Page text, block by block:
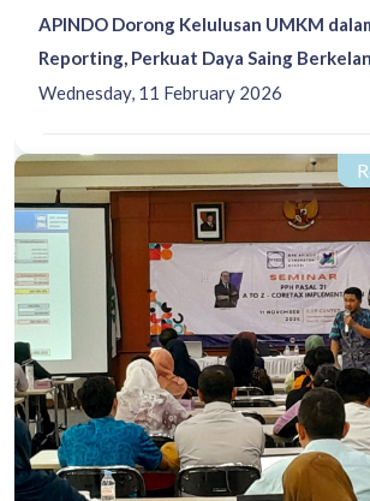
Wednesday, 11 February 2026
APINDO Dorong Kelulusan UMKM
Reporting, Perkuat Daya Saing